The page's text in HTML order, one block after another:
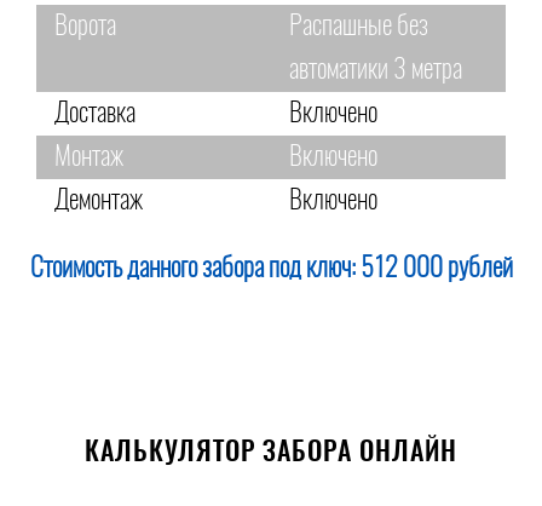
Ворота
Распашные без
автоматики 3 метра
Доставка
Включено
Монтаж
Включено
Демонтаж
Включено
Стоимость данного забора под ключ: 512 000 рублей
КАЛЬКУЛЯТОР ЗАБОРА ОНЛАЙН